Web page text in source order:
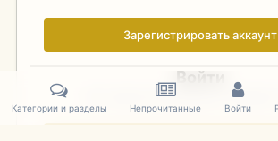
Зарегистрировать аккаунт
Войти
Уже зарегистрированы? Войдите
Категории и разделы Непрочитанные Войти